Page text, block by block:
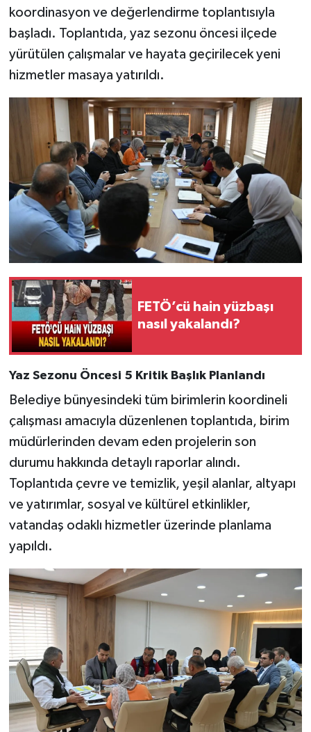
koordinasyon ve değerlendirme toplantısıyla
başladı. Toplantıda, yaz sezonu öncesi ilçede
yürütülen çalışmalar ve hayata geçirilecek yeni
hizmetler masaya yatırıldı.
FETÖ’cü hain yüzbaşı
nasıl yakalandı?
Yaz Sezonu Öncesi 5 Kritik Başlık Planlandı
Belediye bünyesindeki tüm birimlerin koordineli
çalışması amacıyla düzenlenen toplantıda, birim
müdürlerinden devam eden projelerin son
durumu hakkında detaylı raporlar alındı.
Toplantıda çevre ve temizlik, yeşil alanlar, altyapı
ve yatırımlar, sosyal ve kültürel etkinlikler,
vatandaş odaklı hizmetler üzerinde planlama
yapıldı.